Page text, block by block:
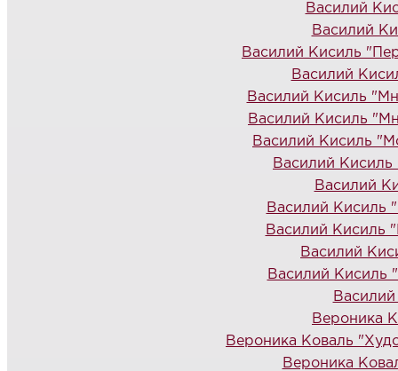
Василий
Василий
Василий Кисиль
Василий
Василий Кисиль
Василий Кисиль
Василий Кисиль
Василий
Василий
Василий Кисиль
Василий Кисиль
Василий
Василий Кисиль
Вероника
Вероника Коваль
Вероника